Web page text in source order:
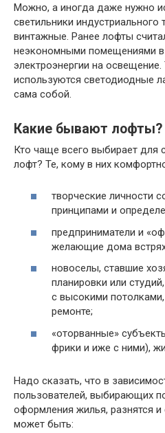
Можно, а иногда даже нужно
светильники
винтажные. Ранее лофты
неэкономными помещениями в
электроэнергии на
используются светодиодные
сама собой.
Какие бывают лофты?
Кто чаще всего выбирает для
лофт? Те, кому в них
творческие личности
принципами и
предприниматели и
желающие дома
новоселы, ставшие
планировки или
с высокими
ремонте;
«оторванные»
фрики и иже с ними),
Надо сказать, что в
пользователей, выбирающих
оформления жилья, разнятся
может быть: